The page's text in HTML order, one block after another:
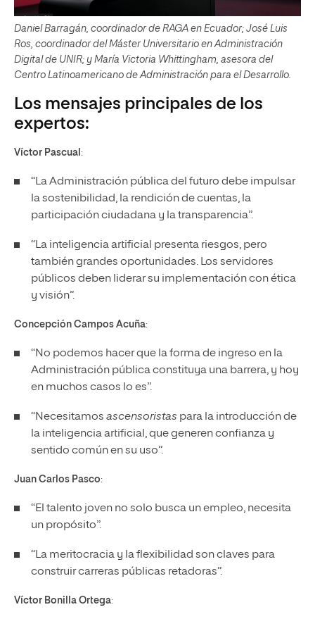
Daniel Barragán, coordinador de RAGA en Ecuador; José Luis
Ros, coordinador del Máster Universitario en Administración
Digital de UNIR; y María Victoria Whittingham, asesora del
Centro Latinoamericano de Administración para el Desarrollo.
Los mensajes principales de los
expertos:
Víctor Pascual :
“La Administración pública del futuro debe impulsar
la sostenibilidad, la rendición de cuentas, la
participación ciudadana y la transparencia”.
“La inteligencia artificial presenta riesgos, pero
también grandes oportunidades. Los servidores
públicos deben liderar su implementación con ética
y visión”.
Concepción Campos Acuña:
“No podemos hacer que la forma de ingreso en la
Administración pública constituya una barrera, y hoy
en muchos casos lo es”.
“Necesitamos ascensoristas para la introducción de
la inteligencia artificial, que generen confianza y
sentido común en su uso”.
Juan Carlos Pasco:
“El talento joven no solo busca un empleo, necesita
un propósito”.
“La meritocracia y la flexibilidad son claves para
construir carreras públicas retadoras”.
Víctor Bonilla Ortega: